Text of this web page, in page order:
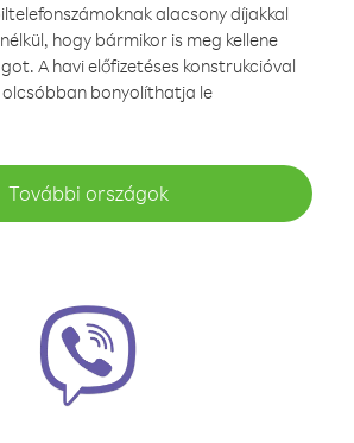
alacsony díjakkal
hogy bármikor is meg kellene
A havi előfizetéses konstrukcióval
bonyolíthatja le
További országok